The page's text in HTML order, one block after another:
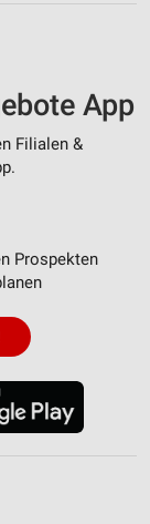
App
Filialen &
Prospekten